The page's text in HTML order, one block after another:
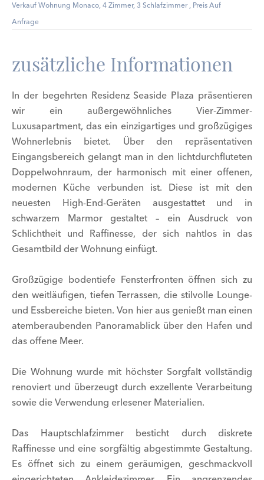
Verkauf Wohnung Monaco, 4 Zimmer, 3 Schlafzimmer , Preis Auf
Anfrage
zusätzliche Informationen
In der begehrten Residenz Seaside Plaza präsentieren
wir ein außergewöhnliches Vier-Zimmer-
Luxusapartment, das ein einzigartiges und großzügiges
Wohnerlebnis bietet. Über den repräsentativen
Eingangsbereich gelangt man in den lichtdurchfluteten
Doppelwohnraum, der harmonisch mit einer offenen,
modernen Küche verbunden ist. Diese ist mit den
neuesten High-End-Geräten ausgestattet und in
schwarzem Marmor gestaltet – ein Ausdruck von
Schlichtheit und Raffinesse, der sich nahtlos in das
Gesamtbild der Wohnung einfügt.
Großzügige bodentiefe Fensterfronten öffnen sich zu
den weitläufigen, tiefen Terrassen, die stilvolle Lounge-
und Essbereiche bieten. Von hier aus genießt man einen
atemberaubenden Panoramablick über den Hafen und
das offene Meer.
Die Wohnung wurde mit höchster Sorgfalt vollständig
renoviert und überzeugt durch exzellente Verarbeitung
sowie die Verwendung erlesener Materialien.
Das Hauptschlafzimmer besticht durch diskrete
Raffinesse und eine sorgfältig abgestimmte Gestaltung.
Es öffnet sich zu einem geräumigen, geschmackvoll